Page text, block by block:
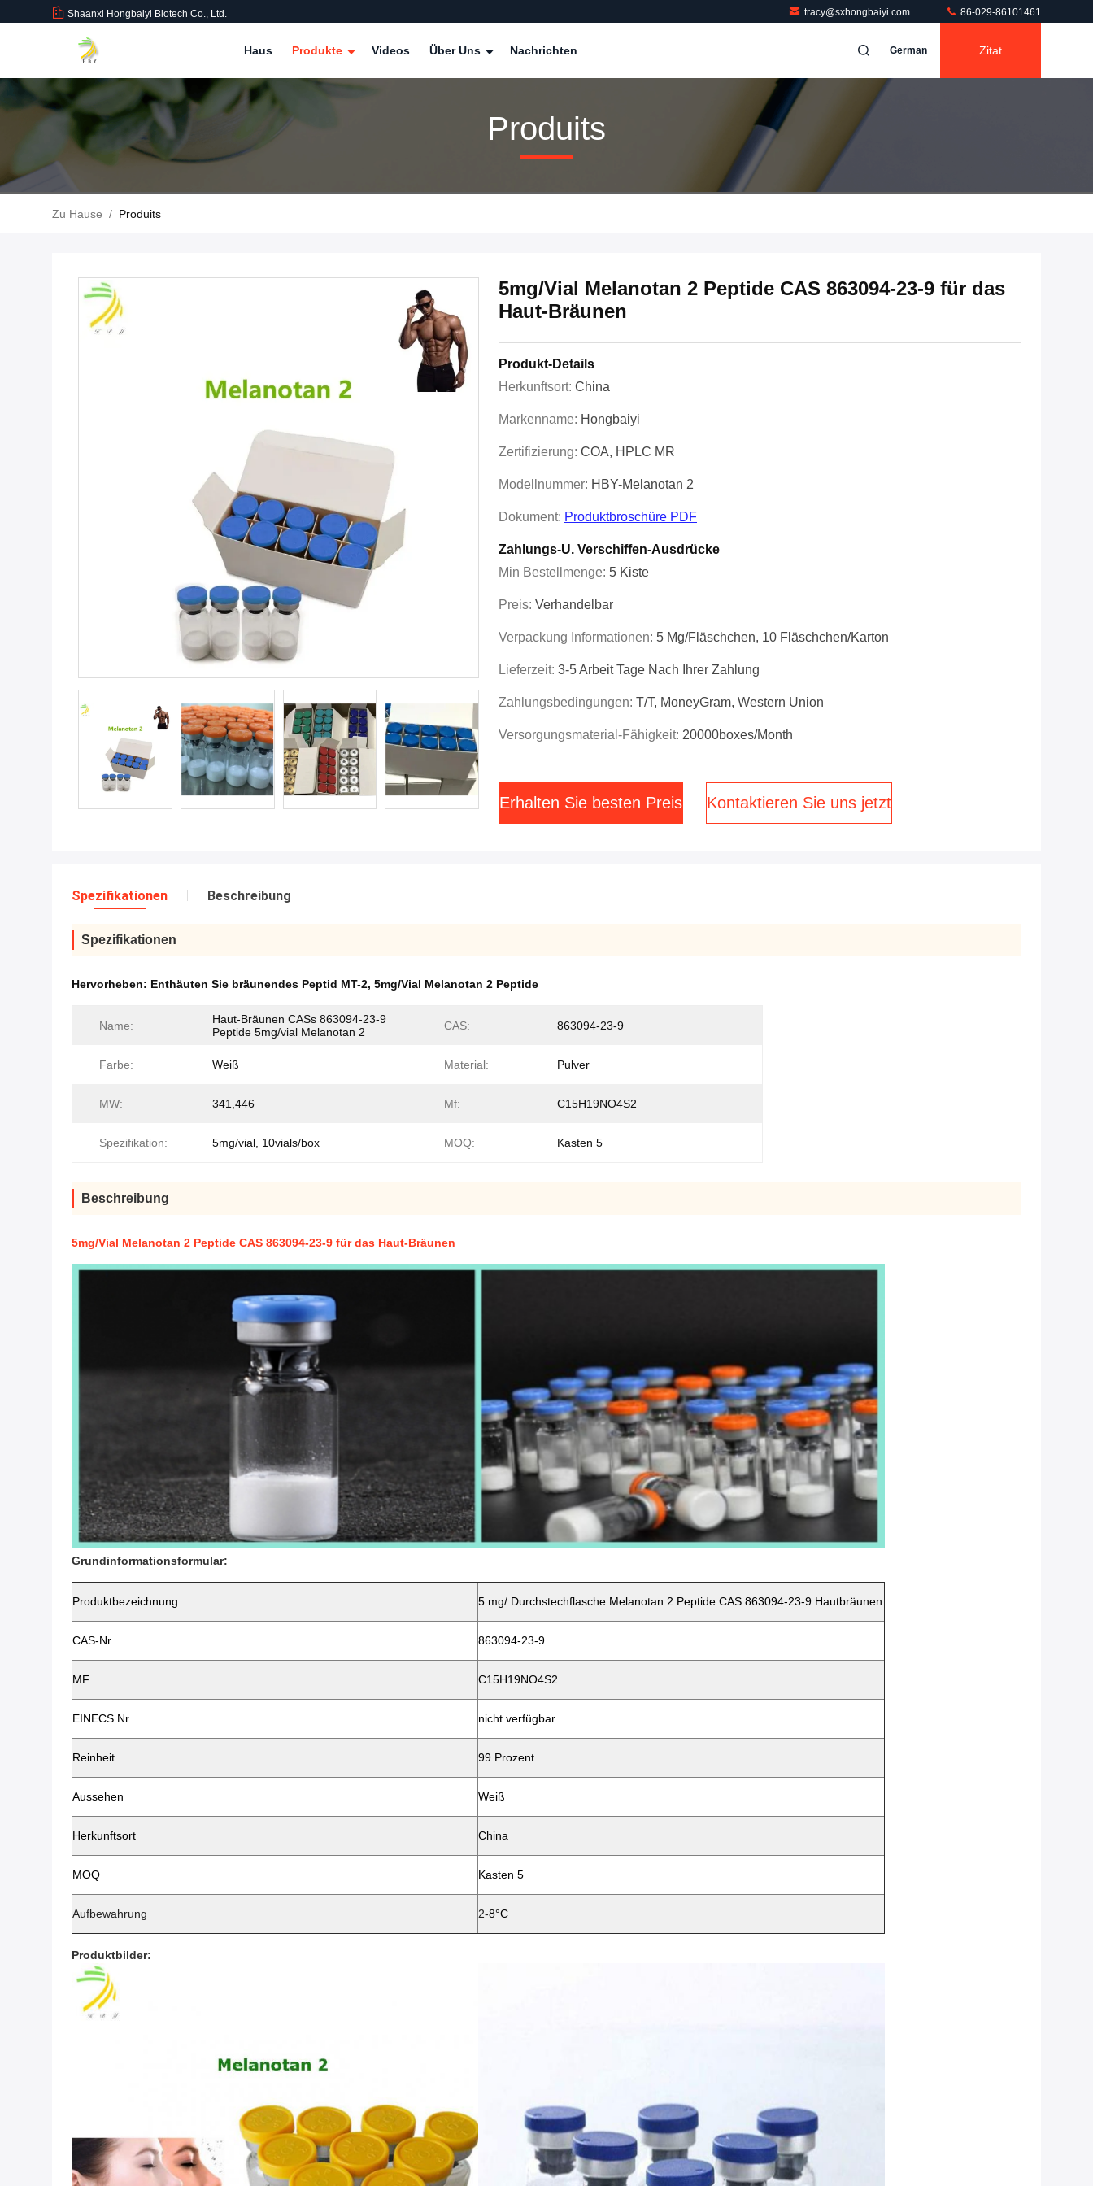
Shaanxi Hongbaiyi Biotech Co., Ltd. tracy@sxhongbaiyi.com 86-029-86101461
Haus Produkte Videos Über Uns Nachrichten German Zitat
Produits
Zu Hause / Produits
5mg/Vial Melanotan 2 Peptide CAS 863094-23-9 für das
Haut-Bräunen
Produkt-Details
Herkunftsort: China
Markenname: Hongbaiyi
Zertifizierung: COA, HPLC MR
Modellnummer: HBY-Melanotan 2
Dokument: Produktbroschüre PDF
Zahlungs-U. Verschiffen-Ausdrücke
Min Bestellmenge: 5 Kiste
Preis: Verhandelbar
Verpackung Informationen: 5 Mg/Fläschchen, 10 Fläschchen/Karton
Lieferzeit: 3-5 Arbeit Tage Nach Ihrer Zahlung
Zahlungsbedingungen: T/T, MoneyGram, Western Union
Versorgungsmaterial-Fähigkeit: 20000boxes/Month
Erhalten Sie besten Preis Kontaktieren Sie uns jetzt
Spezifikationen Beschreibung
Spezifikationen
Hervorheben: Enthäuten Sie bräunendes Peptid MT-2, 5mg/Vial Melanotan 2 Peptide
Name:
Haut-Bräunen CASs 863094-23-9
Peptide 5mg/vial Melanotan 2
CAS: 863094-23-9
Farbe: Weiß Material: Pulver
MW: 341,446 Mf: C15H19NO4S2
Spezifikation: 5mg/vial, 10vials/box MOQ: Kasten 5
Beschreibung
5mg/Vial Melanotan 2 Peptide CAS 863094-23-9 für das Haut-Bräunen
Grundinformationsformular:
Produktbezeichnung 5 mg/ Durchstechflasche Melanotan 2 Peptide CAS 863094-23-9 Hautbräunen
CAS-Nr. 863094-23-9
MF C15H19NO4S2
EINECS Nr. nicht verfügbar
Reinheit 99 Prozent
Aussehen Weiß
Herkunftsort China
MOQ Kasten 5
Aufbewahrung 2-8°C
Produktbilder: